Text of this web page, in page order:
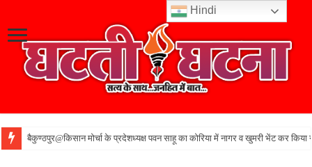
बैकुण्ठपुर@किसान मोर्चा के प्रदेशध्यक्ष पवन साहू का कोरिया में नागर व खुमरी भेंट कर किया
Hindi